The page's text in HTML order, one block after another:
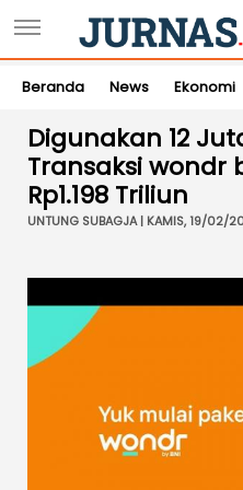
Beranda News Ekonomi
Digunakan 12
Transaksi wondr
Rp1.198 Triliun
UNTUNG SUBAGJA | KAMIS, 19/02/